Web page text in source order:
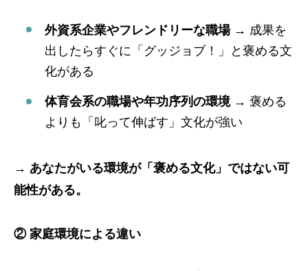
外資系企業やフレンドリーな職場→ 成果を
出したらすぐに「グッジョブ！」と褒める文
化がある
体育会系の職場や年功序列の環境→ 褒める
よりも「叱って伸ばす」文化が強い
→ あなたがいる環境が「褒める文化」ではない可
能性がある。
② 家庭環境による違い